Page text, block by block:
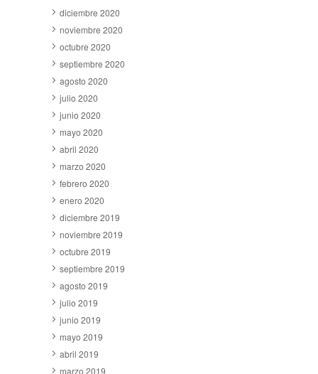
diciembre 2020
noviembre 2020
octubre 2020
septiembre 2020
agosto 2020
julio 2020
junio 2020
mayo 2020
abril 2020
marzo 2020
febrero 2020
enero 2020
diciembre 2019
noviembre 2019
octubre 2019
septiembre 2019
agosto 2019
julio 2019
junio 2019
mayo 2019
abril 2019
marzo 2019